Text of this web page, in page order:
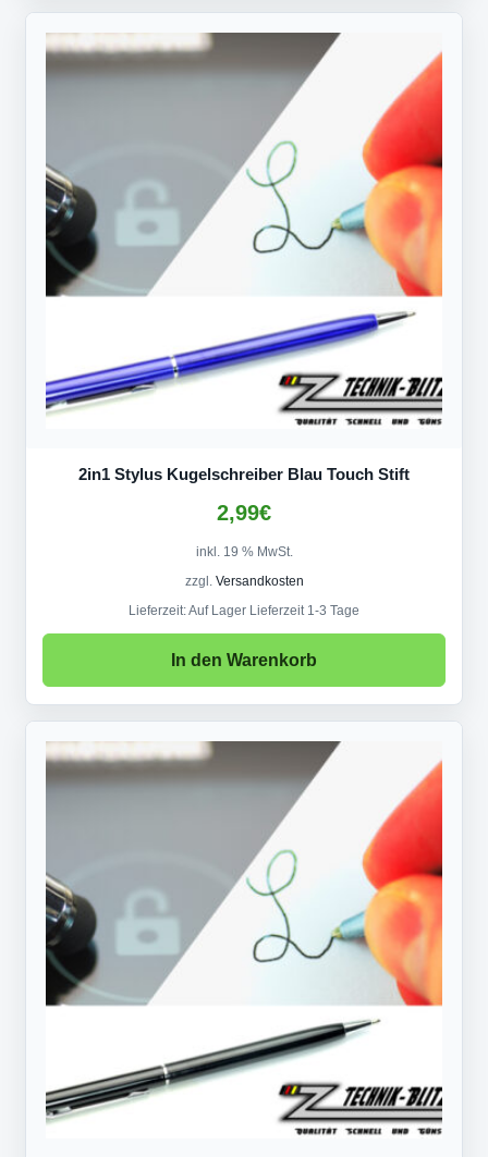
2in1 Stylus Kugelschreiber Blau Touch Stift
2,99€
inkl. 19 % MwSt.
zzgl. Versandkosten
Lieferzeit:Auf Lager Lieferzeit 1-3 Tage
In den Warenkorb